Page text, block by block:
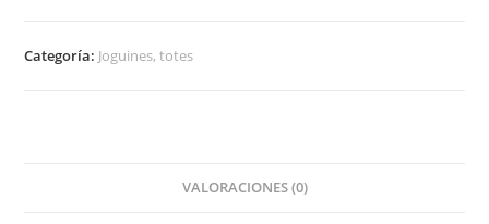
Categoría: Joguines, totes
VALORACIONES (0)